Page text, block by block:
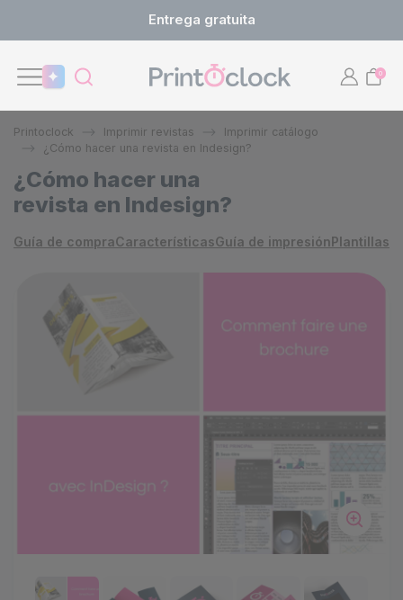
Entrega gratuita
0
Printoclock Imprimir revistas
Imprimir catálogo
¿Cómo hacer una revista en Indesign?
¿Cómo hacer una
revista en Indesign?
Guía de compraCaracterísticasGuía de impresiónPlantillas